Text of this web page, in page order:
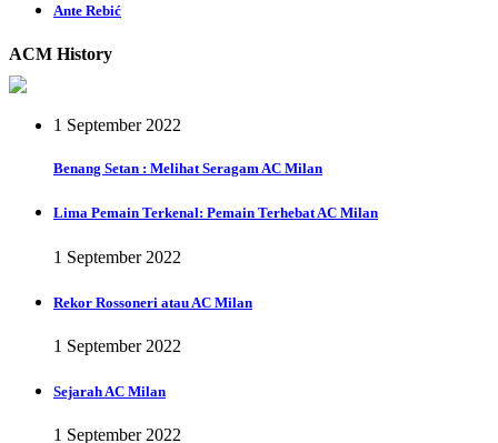
Ante Rebić
ACM History
1 September 2022
Benang Setan : Melihat Seragam AC Milan
Lima Pemain Terkenal: Pemain Terhebat AC Milan
1 September 2022
Rekor Rossoneri atau AC Milan
1 September 2022
Sejarah AC Milan
1 September 2022